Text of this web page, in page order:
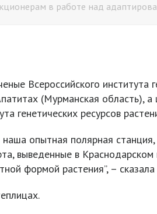
в работе над
Всероссийского института
(Мурманская область),
генетических ресурсов
опытная полярная
выведенные в
формой растения”, –